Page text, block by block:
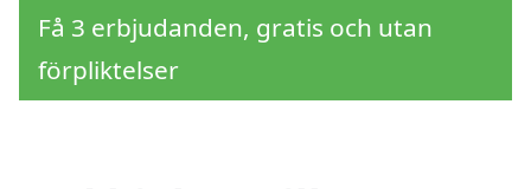
Få 3 erbjudanden, gratis och utan
förpliktelser